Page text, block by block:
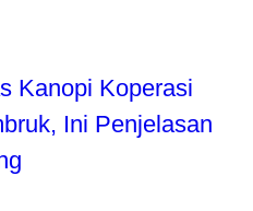
Kanopi Koperasi
Ini Penjelasan